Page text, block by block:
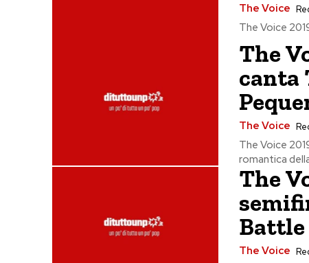
The Voice
The Voice
The
canta
The Voice
The Voice
romantica
The
Battle
The Voice